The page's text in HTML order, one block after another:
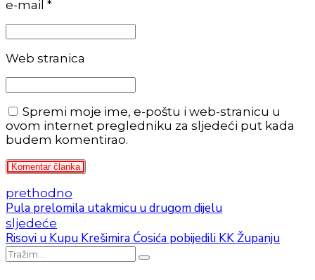
e-mail *
Web stranica
Spremi moje ime, e-poštu i web-stranicu u
ovom internet pregledniku za sljedeći put kada
budem komentirao.
Komentar članka
prethodno
Pula prelomila utakmicu u drugom dijelu
sljedeće
Risovi u Kupu Krešimira Ćosića pobijedili KK Županju